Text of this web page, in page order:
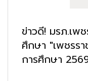
ข่าวดี! มรภ.เพ
ศึกษา "เพชรร
การศึกษา